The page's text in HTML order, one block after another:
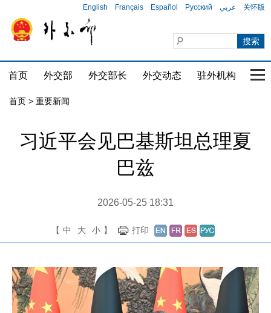
English Français Español Русский عربي 关怀版
首页 外交部 外交部长 外交动态 驻外机构 国
首页 > 重要新闻
习近平会见巴基斯坦总理夏
巴兹
2026-05-25 18:31
【 中 大 小 】 打印